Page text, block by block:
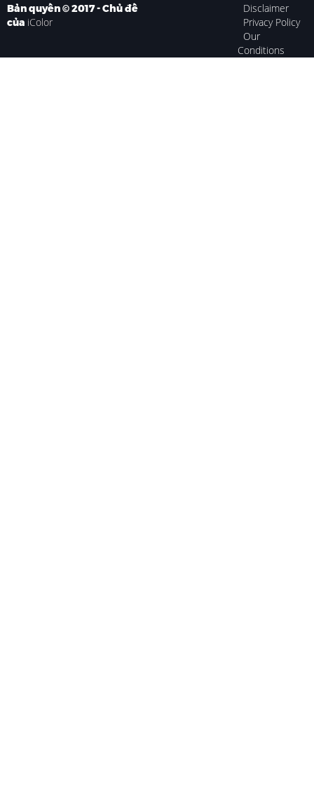
Bản quyền © 2017 - Chủ đề
của iColor
Disclaimer
Privacy Policy
Our
Conditions